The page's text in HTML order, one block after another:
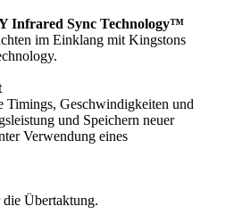
Infrared Sync Technology™
im Einklang mit Kingstons
Timings, Geschwindigkeiten und
und Speichern neuer
Verwendung eines
Übertaktung.